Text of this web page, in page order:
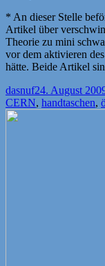
* An dieser Stelle
Artikel über
Theorie zu mini
vor dem aktivieren
hätte. Beide Artikel
Autor
dasnufVeröffentlicht
am
24. August
CERN, handtaschen,